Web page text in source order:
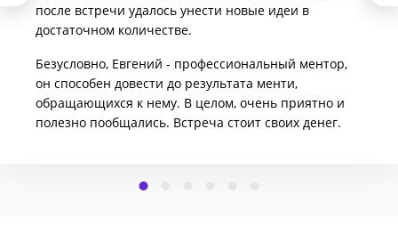
после встречи удалось унести новые идеи в
достаточном количестве.
Безусловно, Евгений - профессиональный ментор,
он способен довести до результата менти,
обращающихся к нему. В целом, очень приятно и
полезно пообщались. Встреча стоит своих денег.